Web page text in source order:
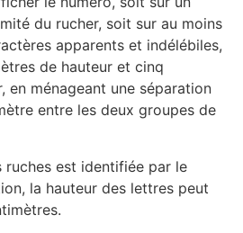
du rucher, soit sur au moins
apparents et indélébiles,
de hauteur et cinq
en ménageant une séparation
entre les deux groupes de
est identifiée par le
la hauteur des lettres peut